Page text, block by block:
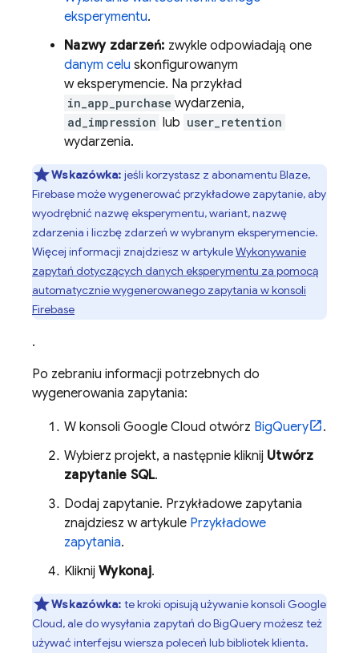
eksperymentu.
Nazwy zdarzeń: zwykle odpowiadają one
danym celu skonfigurowanym
w eksperymencie. Na przykład
in_app_purchase wydarzenia,
ad_impression lub user_retention
wydarzenia.
Wskazówka: jeśli korzystasz z abonamentu Blaze,
Firebase może wygenerować przykładowe zapytanie, aby
wyodrębnić nazwę eksperymentu, wariant, nazwę
zdarzenia i liczbę zdarzeń w wybranym eksperymencie.
Więcej informacji znajdziesz w artykuleWykonywanie
zapytań dotyczących danych eksperymentu za pomocą
automatycznie wygenerowanego zapytania w konsoli
Firebase
.
Po zebraniu informacji potrzebnych do
wygenerowania zapytania:
W konsoli Google Cloud otwórz BigQuery
.
Wybierz projekt, a następnie kliknij Utwórz
zapytanie SQL.
Dodaj zapytanie. Przykładowe zapytania
znajdziesz w artykule Przykładowe
zapytania.
Kliknij Wykonaj.
Wskazówka: te kroki opisują używanie konsoli Google
Cloud, ale do wysyłania zapytań doBigQuerymożesz też
używać interfejsu wiersza poleceń lub bibliotek klienta.